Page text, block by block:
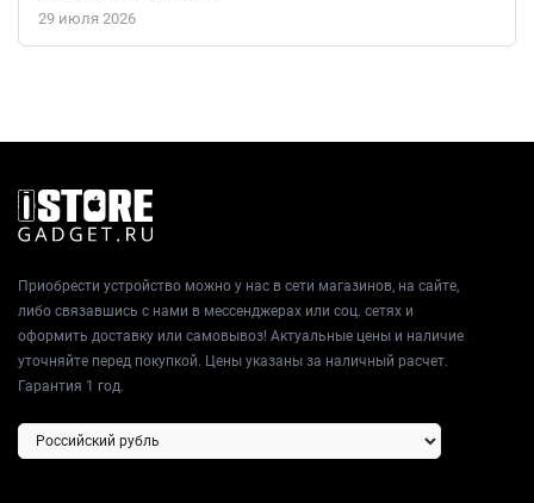
29 июля 2026
Приобрести устройство можно у нас в сети магазинов, на сайте,
либо связавшись с нами в мессенджерах или соц. сетях и
оформить доставку или самовывоз! Актуальные цены и наличие
уточняйте перед покупкой. Цены указаны за наличный расчет.
Гарантия 1 год.